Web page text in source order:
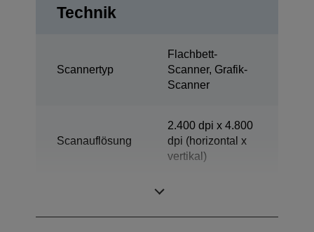
Technik
Scannertyp
Flachbett-
Scanner, Grafik-
Scanner
Scanauflösung
2.400 dpi x 4.800
dpi (horizontal x
vertikal)